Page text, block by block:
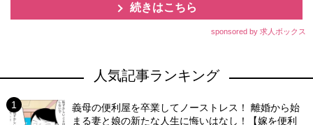
続きはこちら
sponsored by 求人ボックス
人気記事ランキング
義母の便利屋を卒業してノーストレス！ 離婚から始
まる妻と娘の新たな人生に悔いはなし！【嫁を便利